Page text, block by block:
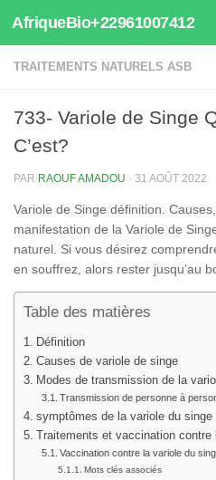
Au dessous du contenu
AfriqueBio+22961007412
TRAITEMENTS NATURELS ASB
733- Variole de Singe
C’est?
PAR RAOUF AMADOU · 31 AOÛT 2022
Variole de Singe définition.
manifestation de la Variole de
naturel. Si vous désirez
en souffrez, alors rester jusqu’au
Table des matières
Définition
Causes de variole de singe
Modes de transmission de la
Transmission de personne à
symptômes de la variole du singe
Traitements et vaccination contre
Vaccination contre la variole du
Mots clés associés